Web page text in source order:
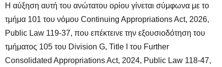
Η αύξηση αυτή του ανώτατου ορίου γίνεται σύμφωνα με το
τμήμα 101 του νόμου Continuing Appropriations Act, 2026,
Public Law 119-37, που επέκτεινε την εξουσιοδότηση του
τμήματος 105 του Division G, Title I του Further
Consolidated Appropriations Act, 2024, Public Law 118-47,